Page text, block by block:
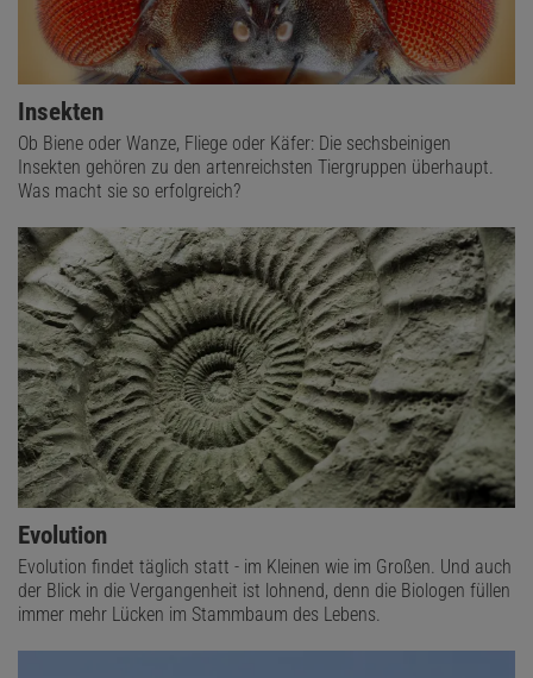
Insekten
Ob Biene oder Wanze, Fliege oder Käfer: Die sechsbeinigen
Insekten gehören zu den artenreichsten Tiergruppen überhaupt.
Was macht sie so erfolgreich?
Evolution
Evolution findet täglich statt - im Kleinen wie im Großen. Und auch
der Blick in die Vergangenheit ist lohnend, denn die Biologen füllen
immer mehr Lücken im Stammbaum des Lebens.